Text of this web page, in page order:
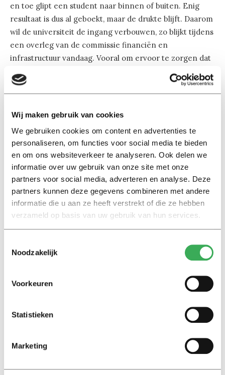
Wij maken gebruik van cookies
We gebruiken cookies om content en advertenties te
personaliseren, om functies voor social media te bieden
en om ons websiteverkeer te analyseren. Ook delen we
informatie over uw gebruik van onze site met onze
partners voor social media, adverteren en analyse. Deze
partners kunnen deze gegevens combineren met andere
informatie die u aan ze heeft verstrekt of die ze hebben
verzameld op basis van uw gebruik van hun services.
Noodzakelijk
Voorkeuren
Statistieken
Marketing
en toe glipt een student naar binnen of buiten. Enig
resultaat is dus al geboekt, maar de drukte blijft. Daarom
wil de universiteit de ingang verbouwen, zo blijkt tijdens
een overleg van de commissie financiën en
infrastructuur vandaag. Vooral om ervoor te zorgen dat
het klimaat in het gebouw aangenaam blijft bij een
continue blootstelling aan de buitenlucht.
Om het aantrekkelijker te maken via die kant het
worden, binnen de perken van wat de architect toelaat.
Er komen buitenwerkplekken en de water- en
elektrische voorzieningen worden aangepast. Zodat het
ook veiliger en makkelijker wordt foodtrucks en
kraampjes neer te zetten bij evenementen.
Totale kosten voor de verbouwing: 250.000 euro. Alle
medezeggenschapsfracties zijn positief over het
Interview